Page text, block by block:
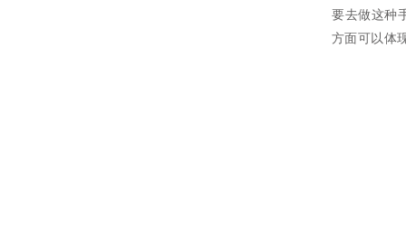
要去做这种
方面可以体